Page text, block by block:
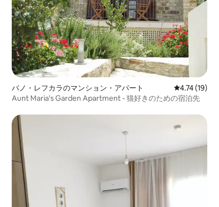
パノ・レフカラのマンション・アパート レビュー19
4.74 (19)
Aunt Maria's Garden Apartment - 猫好きのための宿泊先